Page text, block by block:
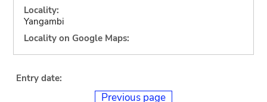
Locality:
Yangambi
Locality on Google Maps:
Entry date:
Previous page